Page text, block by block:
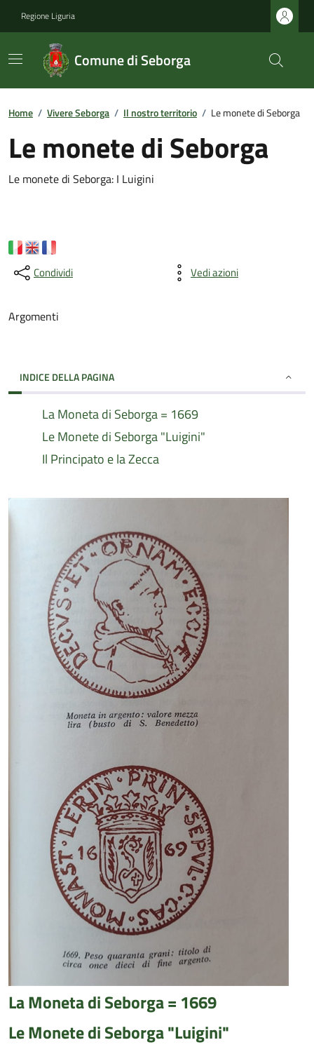
Regione Liguria
Comune di Seborga
Home / Vivere Seborga / Il nostro territorio / Le monete di Seborga
Le monete di Seborga
Le monete di Seborga: I Luigini
Condividi Vedi azioni
Argomenti
INDICE DELLA PAGINA
La Moneta di Seborga = 1669
Le Monete di Seborga "Luigini"
Il Principato e la Zecca
La Moneta di Seborga = 1669
Le Monete di Seborga "Luigini"